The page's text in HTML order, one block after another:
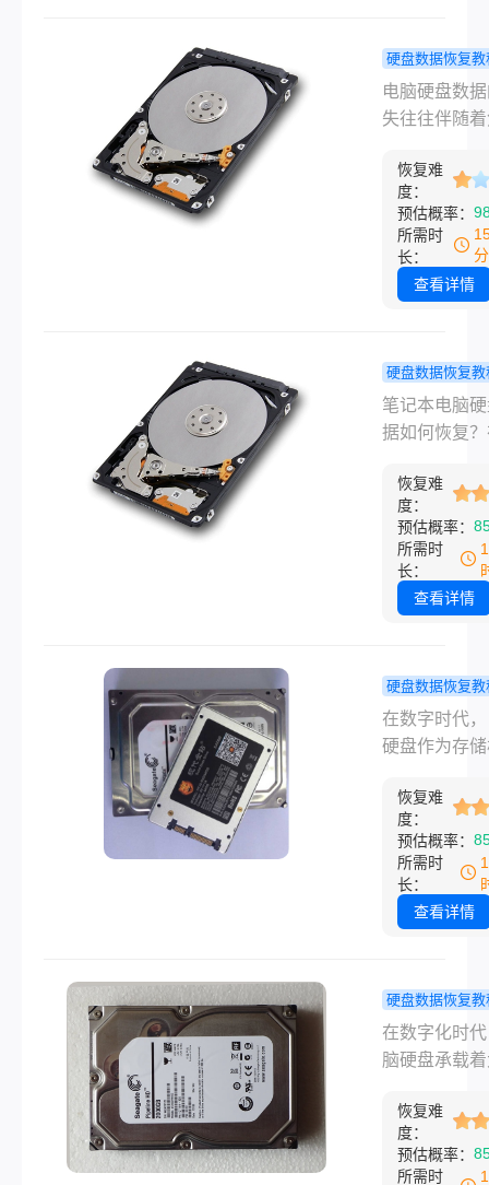
片、重要工
瞬间清空时
往往随之而
对“怎样恢复
电脑硬盘数
核心难题，
先要明白一
原理：绝大
况下的格式
其是“快速格
撕掉了图书
录），而原
依然安静地
没有被新数
盖，这些数
率是可以被
的。
硬盘数据恢复教
样快速恢复
硬盘数据？
你找回！
电脑硬盘数
失往往伴随
于误删除、
溃、病毒攻
硬件故障，
复这些数据
关重要的。
详细介绍几
恢复电脑硬
的方法，帮
在最短时间
重要信息。
恢复难
度：
预估概率：
所需时
长：
查看详情
硬盘数据恢复教
记本电脑硬
据如何恢复
知道吗
笔记本电脑
据如何恢复
使用电脑都
硬盘损坏，
据丢失的问
电脑中一般
盘/D盘/E盘
会出现硬盘
失的问题，
师数据恢复
解决找回笔
脑硬盘数据
笔记本电脑
据问题，那
一起来看看
据恢复的步
恢复难
度：
预估概率：
所需时
长：
查看详情
硬盘数据恢复教
脑硬盘损坏
恢复数据还
法！
在数字时代
硬盘作为存
其安全性至
要。然而，
种原因，如
坏、电路故
毒感染或人
据丢失。面
情况，及时
地进行数据
还原显得尤
要。那么电
损坏怎么恢
还原呢？本
恢复难
度：
预估概率：
所需时
长：
查看详情
硬盘数据恢复教
脑硬盘数据
恢复？这4
在数字化时
脑硬盘承载
工作文件和
忆。然而，
种原因，如
恢复难
度：
预估概率：
所需时